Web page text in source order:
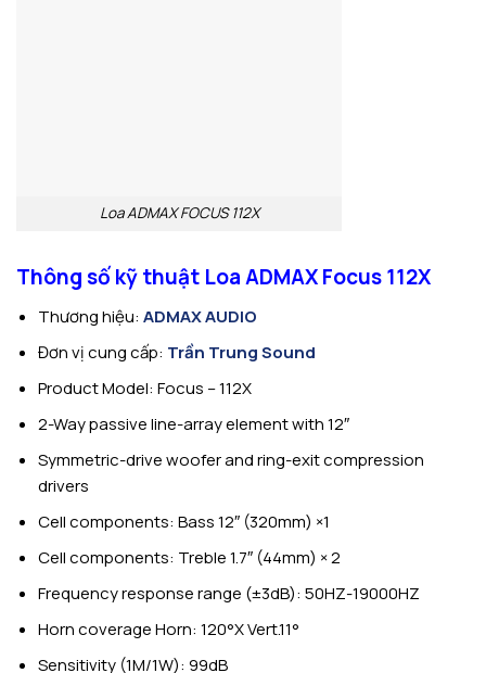
Loa ADMAX FOCUS 112X
Thông số kỹ thuật Loa ADMAX Focus 112X
Thương hiệu: ADMAX AUDIO
Đơn vị cung cấp: Trần Trung Sound
Product Model: Focus – 112X
2-Way passive line-array element with 12″
Symmetric-drive woofer and ring-exit compression
drivers
Cell components: Bass 12″ (320mm) ×1
Cell components: Treble 1.7″ (44mm) × 2
Frequency response range (±3dB): 50HZ-19000HZ
Horn coverage Horn: 120°X Vert.11°
Sensitivity (1M/1W): 99dB